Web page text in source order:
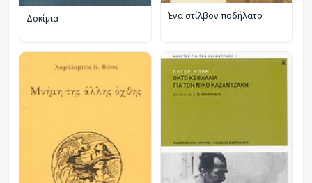
Δοκίμια Ένα στίλβον ποδήλατο